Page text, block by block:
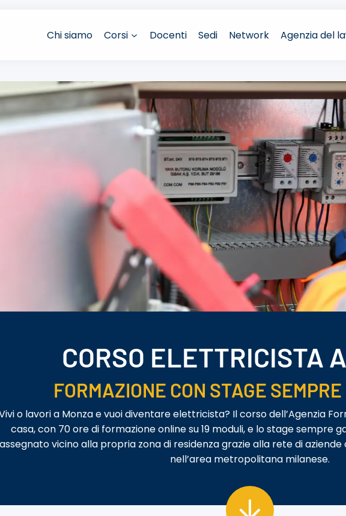
Chi siamo Corsi Docenti Sedi Network Agenzia del
CORSO ELETTRICISTA
FORMAZIONE CON STAGE
o lavori a Monza e vuoi diventare elettricista? Il corso dell’Agenzia
casa, con 70 ore di formazione online su 19 moduli, e lo stage sempre
assegnato vicino alla propria zona di residenza grazie alla rete di
nell’area metropolitana milanese.